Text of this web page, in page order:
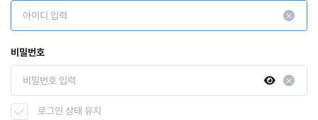
비밀번호
로그인 상태 유지